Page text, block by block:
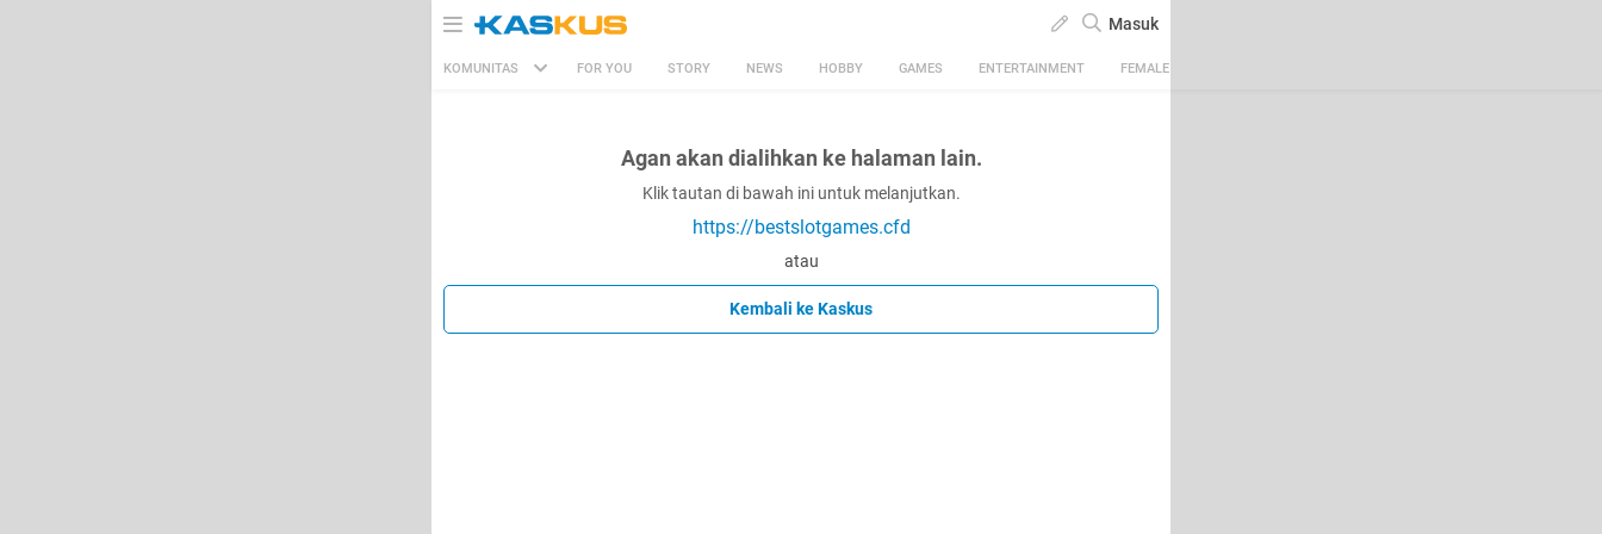
Masuk
KOMUNITAS FOR YOU STORY NEWS HOBBY GAMES ENTERTAINMENT FEMALE
Agan akan dialihkan ke halaman lain.
Klik tautan di bawah ini untuk melanjutkan.
https://bestslotgames.cfd
atau
Kembali ke Kaskus